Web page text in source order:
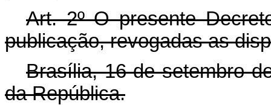
Art. 2º O presente
publicação, revogadas as
Brasília, 16 de setembro
da República.